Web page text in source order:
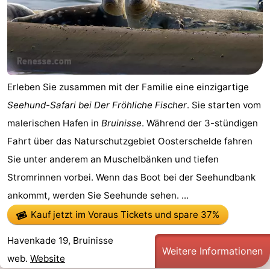
Erleben Sie zusammen mit der Familie eine einzigartige
Seehund-Safari bei Der Fröhliche Fischer. Sie starten vom
malerischen Hafen in Bruinisse. Während der 3-stündigen
Fahrt über das Naturschutzgebiet Oosterschelde fahren
Sie unter anderem an Muschelbänken und tiefen
Stromrinnen vorbei. Wenn das Boot bei der Seehundbank
ankommt, werden Sie Seehunde sehen. ...
Kauf jetzt im Voraus Tickets und spare 37%
Havenkade 19, Bruinisse
web. Website
Weitere Informationen